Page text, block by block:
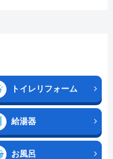
トイレリフォーム
給湯器
お風呂